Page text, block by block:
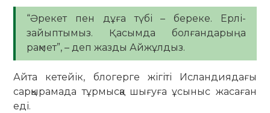
“Әрекет пен дұға түбі – береке. Ерлі-
зайыптымыз. Қасымда болғандарыңа
рақмет”, – деп жазды Айжұлдыз.
Айта кетейік, блогерге жігіті Исландиядағы
сарқырамада тұрмысқа шығуға ұсыныс жасаған
еді.